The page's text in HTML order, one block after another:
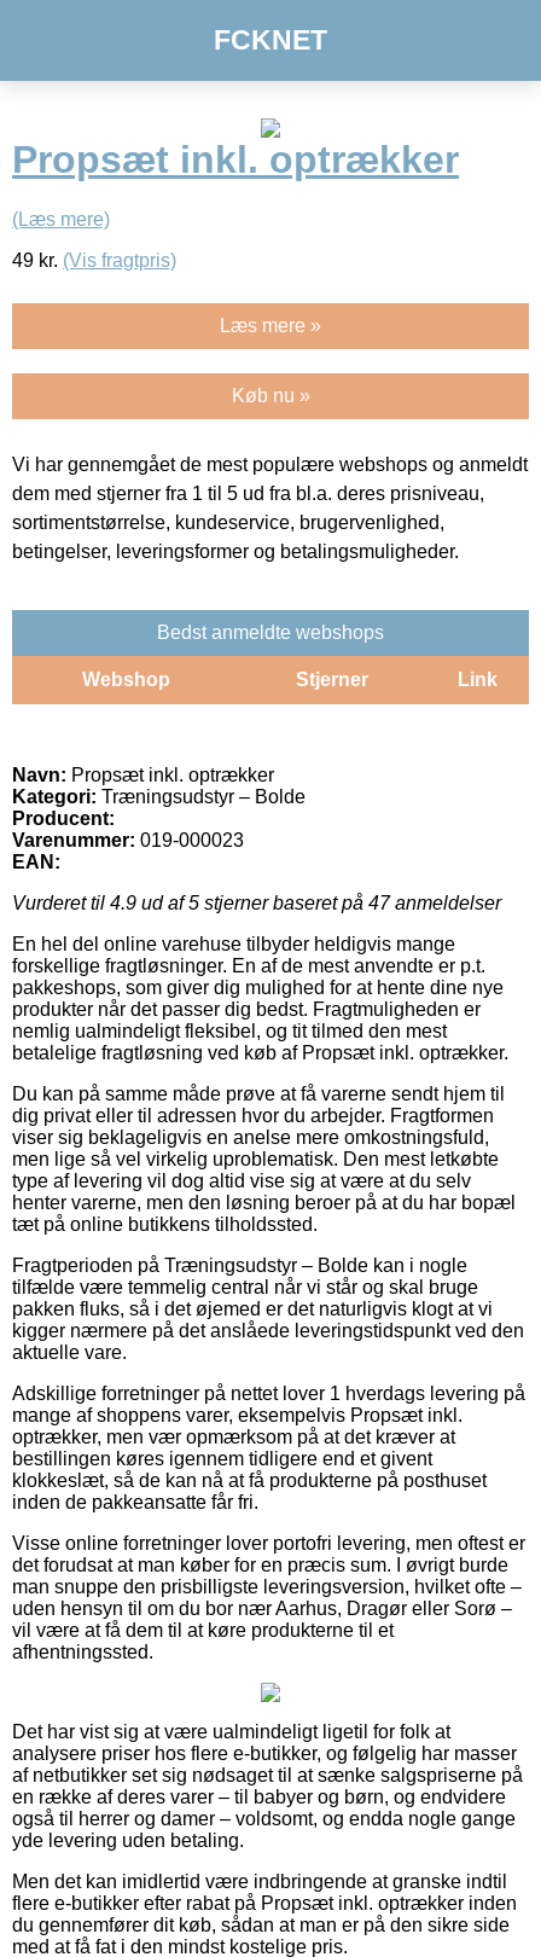
FCKNET
Propsæt inkl. optrækker
(Læs mere)
49 kr. (Vis fragtpris)
Læs mere »
Køb nu »
Vi har gennemgået de mest populære webshops og anmeldt
dem med stjerner fra 1 til 5 ud fra bl.a. deres prisniveau,
sortimentstørrelse, kundeservice, brugervenlighed,
betingelser, leveringsformer og betalingsmuligheder.
Bedst anmeldte webshops
Webshop Stjerner Link
Navn: Propsæt inkl. optrækker
Kategori: Træningsudstyr – Bolde
Producent:
Varenummer: 019-000023
EAN:
Vurderet til 4.9 ud af 5 stjerner baseret på 47anmeldelser
En hel del online varehuse tilbyder heldigvis mange
forskellige fragtløsninger. En af de mest anvendte er p.t.
pakkeshops, som giver dig mulighed for at hente dine nye
produkter når det passer dig bedst. Fragtmuligheden er
nemlig ualmindeligt fleksibel, og tit tilmed den mest
betalelige fragtløsning ved køb af Propsæt inkl. optrækker.
Du kan på samme måde prøve at få varerne sendt hjem til
dig privat eller til adressen hvor du arbejder. Fragtformen
viser sig beklageligvis en anelse mere omkostningsfuld,
men lige så vel virkelig uproblematisk. Den mest letkøbte
type af levering vil dog altid vise sig at være at du selv
henter varerne, men den løsning beroer på at du har bopæl
tæt på online butikkens tilholdssted.
Fragtperioden på Træningsudstyr – Bolde kan i nogle
tilfælde være temmelig central når vi står og skal bruge
pakken fluks, så i det øjemed er det naturligvis klogt at vi
kigger nærmere på det anslåede leveringstidspunkt ved den
aktuelle vare.
Adskillige forretninger på nettet lover 1 hverdags levering på
mange af shoppens varer, eksempelvis Propsæt inkl.
optrækker, men vær opmærksom på at det kræver at
bestillingen køres igennem tidligere end et givent
klokkeslæt, så de kan nå at få produkterne på posthuset
inden de pakkeansatte får fri.
Visse online forretninger lover portofri levering, men oftest er
det forudsat at man køber for en præcis sum. I øvrigt burde
man snuppe den prisbilligste leveringsversion, hvilket ofte –
uden hensyn til om du bor nær Aarhus, Dragør eller Sorø –
vil være at få dem til at køre produkterne til et
afhentningssted.
Det har vist sig at være ualmindeligt ligetil for folk at
analysere priser hos flere e-butikker, og følgelig har masser
af netbutikker set sig nødsaget til at sænke salgspriserne på
en række af deres varer – til babyer og børn, og endvidere
også til herrer og damer – voldsomt, og endda nogle gange
yde levering uden betaling.
Men det kan imidlertid være indbringende at granske indtil
flere e-butikker efter rabat på Propsæt inkl. optrækker inden
du gennemfører dit køb, sådan at man er på den sikre side
med at få fat i den mindst kostelige pris.